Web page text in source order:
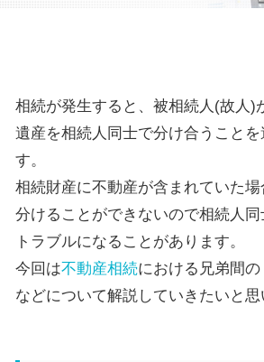
相続が発生すると、被相続人 (故人 )
遺産を相続人同士で分け合うことを
す。
相続財産に不動産が含まれていた
分けることができないので相続人
トラブルになることがあります。
今回は不動産相続における兄弟間
などについて解説していきたいと思